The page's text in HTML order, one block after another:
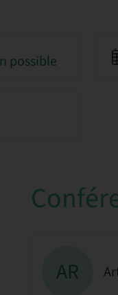
possible
AR